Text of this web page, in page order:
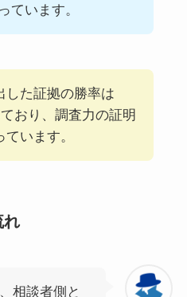
ています。
した証拠の勝率は
おり、調査力の証明
います。
れ
相談者側と